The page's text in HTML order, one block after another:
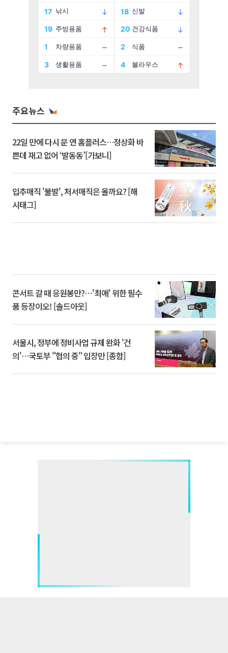
주요뉴스
22일 만에 다시 문 연 홈플러스…정상화 바
쁜데 재고 없어 ‘발동동’[가보니]
입추매직 '불발', 처서매직은 올까요? [해
시태그]
콘서트 갈 때 응원봉만?⋯'최애' 위한 필수
품 등장이오! [솔드아웃]
서울시, 정부에 정비사업 규제 완화 '건
의'⋯국토부 "협의 중" 입장만 [종합]